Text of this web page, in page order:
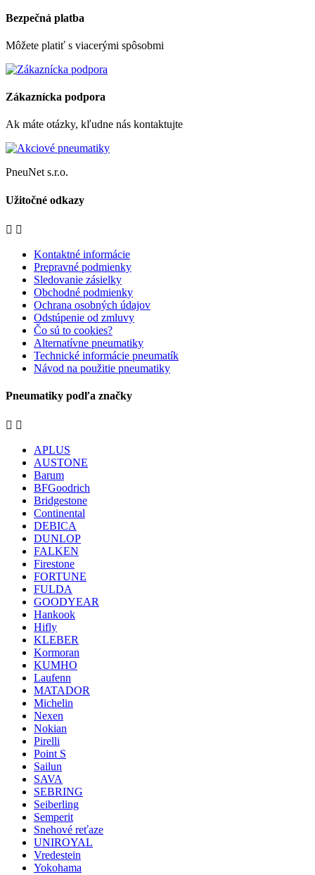
Bezpečná platba
Môžete platiť s viacerými spôsobmi
Zákaznícka podpora
Ak máte otázky, kľudne nás kontaktujte
PneuNet s.r.o.
Užitočné odkazy
 
Kontaktné informácie
Prepravné podmienky
Sledovanie zásielky
Obchodné podmienky
Ochrana osobných údajov
Odstúpenie od zmluvy
Čo sú to cookies?
Alternatívne pneumatiky
Technické informácie pneumatík
Návod na použitie pneumatiky
Pneumatiky podľa značky
 
APLUS
AUSTONE
Barum
BFGoodrich
Bridgestone
Continental
DEBICA
DUNLOP
FALKEN
Firestone
FORTUNE
FULDA
GOODYEAR
Hankook
Hifly
KLEBER
Kormoran
KUMHO
Laufenn
MATADOR
Michelin
Nexen
Nokian
Pirelli
Point S
Sailun
SAVA
SEBRING
Seiberling
Semperit
Snehové reťaze
UNIROYAL
Vredestein
Yokohama